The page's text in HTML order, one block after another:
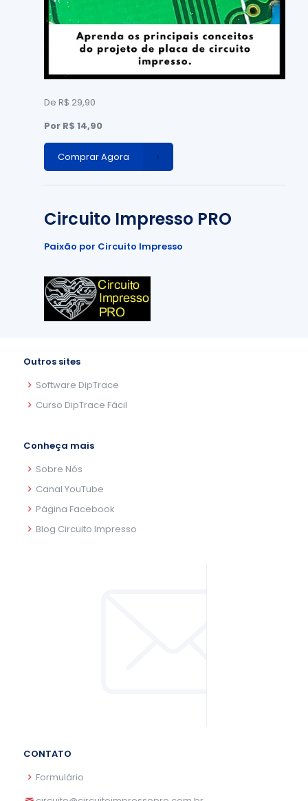
De R$ 29,90
Por R$ 14,90
Comprar Agora
Circuito Impresso PRO
Paixão por Circuito Impresso
Outros sites
Software DipTrace
Curso DipTrace Fácil
Conheça mais
Sobre Nós
Canal YouTube
Página Facebook
Blog Circuito Impresso
CONTATO
Formulário